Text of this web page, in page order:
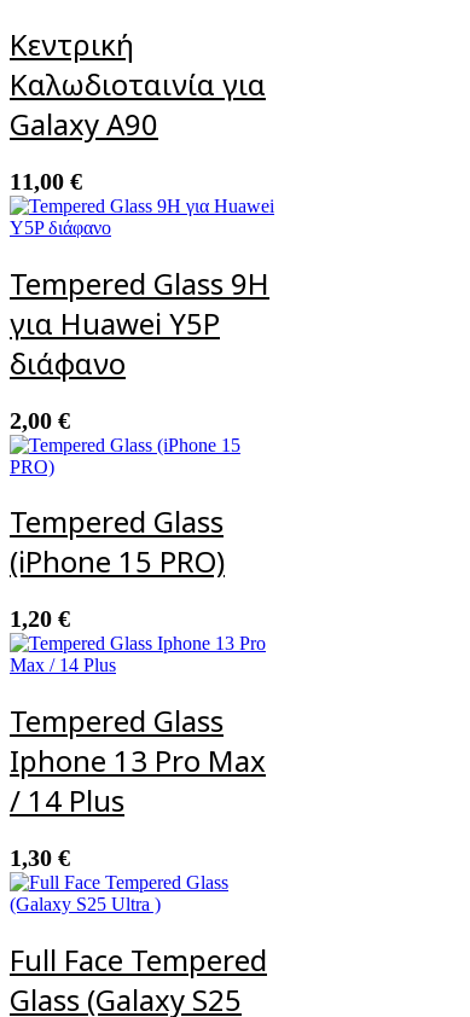
Κεντρική
Καλωδιοταινία για
Galaxy A90
11,00 €
Tempered Glass 9H
για Huawei Y5P
διάφανο
2,00 €
Tempered Glass
(iPhone 15 PRO)
1,20 €
Tempered Glass
Iphone 13 Pro Max
/ 14 Plus
1,30 €
Full Face Tempered
Glass (Galaxy S25